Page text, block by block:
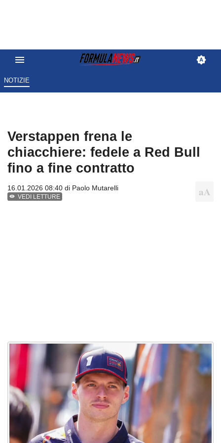
NOTIZIE
Verstappen frena le
chiacchiere: fedele a Red Bull
fino a fine contratto
16.01.2026 08:40 di Paolo Mutarelli
VEDI LETTURE